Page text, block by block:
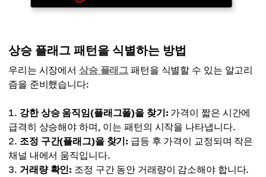
상승 플래그 패턴을 식별하는 방법
우리는 시장에서 상승 플래그 패턴을 식별할 수 있는 알고리
즘을 준비했습니다:
강한 상승 움직임(플래그폴)을 찾기: 가격이 짧은 시간에
급격히 상승해야 하며, 이는 패턴의 시작을 나타냅니다.
조정 구간(플래그)을 찾기: 급등 후 가격이 교정되며 작은
채널 내에서 움직입니다.
거래량 확인: 조정 구간 동안 거래량이 감소해야 합니다.